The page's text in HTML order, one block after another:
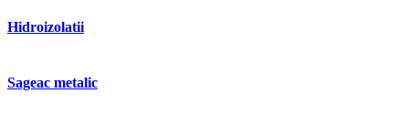
Hidroizolatii
Sageac metalic